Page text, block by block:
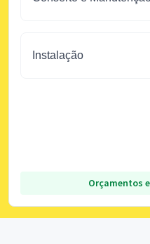
Instalação
Orçamentos